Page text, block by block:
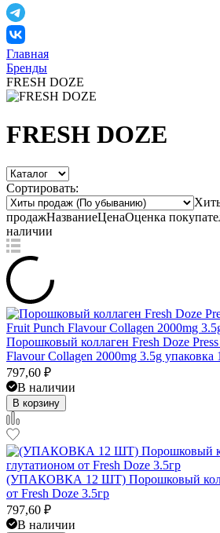
Главная
Бренды
FRESH DOZE
FRESH DOZE
Сортировать:
продажНазваниеЦенаОценка
наличии
Порошковый коллаген Fresh Doze
Flavour Collagen 2000mg 3.5g упаковка
797,60 ₽
В наличии
В корзину
(УПАКОВКА 12 ШТ) Порошковый
от Fresh Doze 3.5гр
797,60 ₽
В наличии